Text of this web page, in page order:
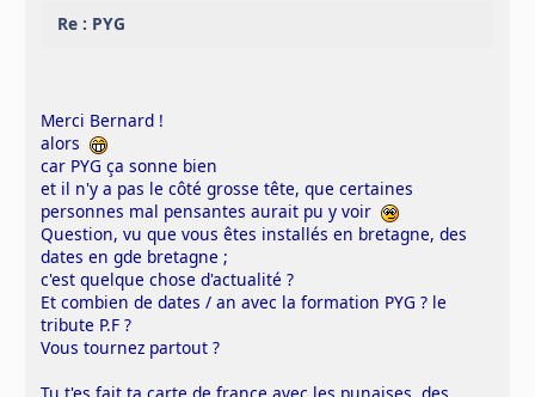
Re : PYG
Merci Bernard !
alors
car PYG ça sonne bien
et il n'y a pas le côté grosse tête, que certaines
personnes mal pensantes aurait pu y voir
Question, vu que vous êtes installés en bretagne, des
dates en gde bretagne ;
c'est quelque chose d'actualité ?
Et combien de dates / an avec la formation PYG ? le
tribute P.F ?
Vous tournez partout ?